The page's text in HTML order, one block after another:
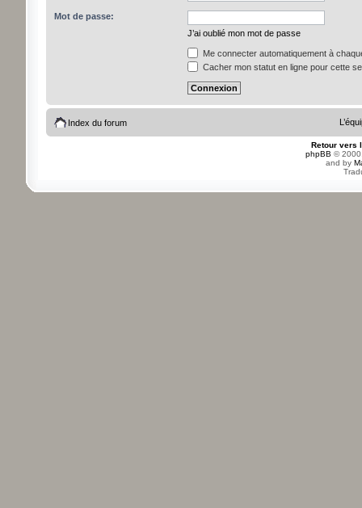
Mot de passe:
J’ai oublié mon mot de passe
Me connecter automatiquement à
Cacher mon statut en ligne pour cette
Index du forum
Retour vers
phpBB ©
and by